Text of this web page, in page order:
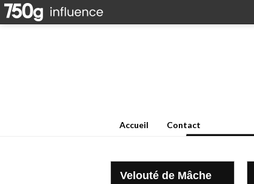
Accueil Contact
Velouté de Mâche